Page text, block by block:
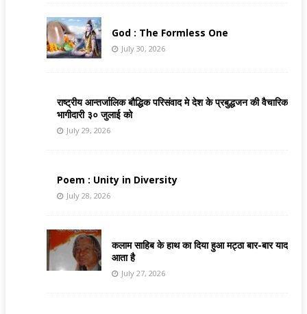
God : The Formless One
July 30, 2026
राष्ट्रीय आन्तर्जालिक बौद्धिक परिसंवाद मे देश के प्रबुद्धजन की वैचारिक
भागीदारी ३० जुलाई को
July 29, 2026
Poem : Unity in Diversity
July 28, 2026
कलाम साहिब के हाथ का दिया हुआ मट्ठा बार-बार याद
आता है
July 27, 2026